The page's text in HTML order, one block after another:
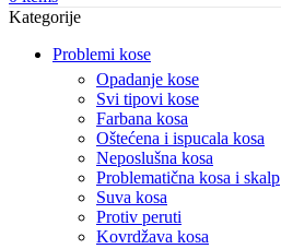
Kategorije
Problemi kose
Opadanje kose
Svi tipovi kose
Farbana kosa
Oštećena i ispucala kosa
Neposlušna kosa
Problematična kosa i skalp
Suva kosa
Protiv peruti
Kovrdžava kosa